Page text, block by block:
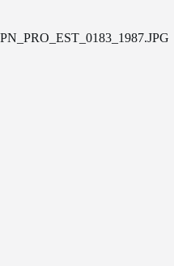
PN_PRO_EST_0183_1987.JPG